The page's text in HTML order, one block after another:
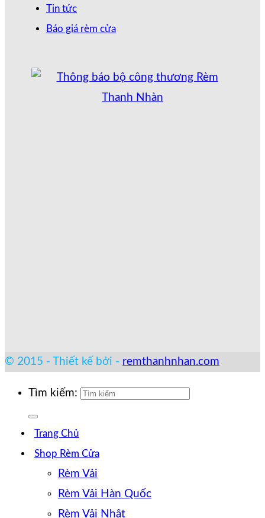
Tin tức
Báo giá rèm cửa
© 2015 - Thiết kế bởi - remthanhnhan.com
Tìm kiếm:
Trang Chủ
Shop Rèm Cửa
Rèm Vải
Rèm Vải Hàn Quốc
Rèm Vải Nhật